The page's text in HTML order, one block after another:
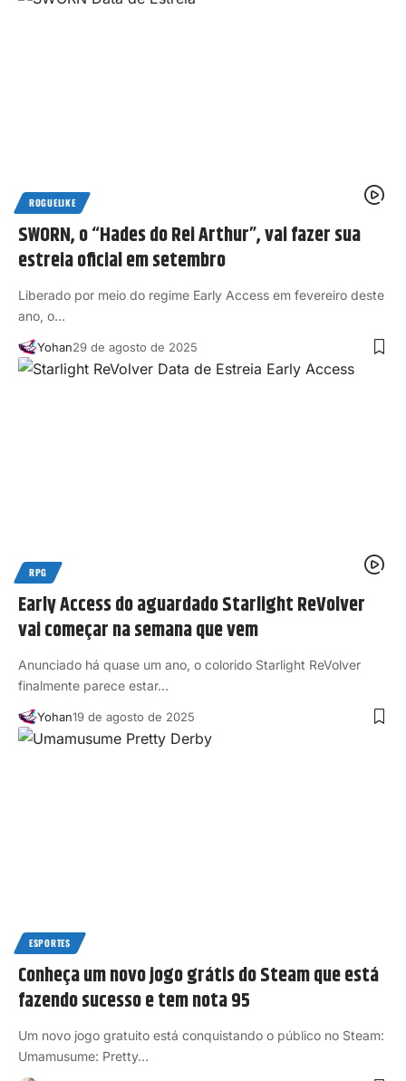
ROGUELIKE
SWORN, o “Hades do Rei Arthur”, vai fazer sua
estreia oficial em setembro
Liberado por meio do regime Early Access em fevereiro deste
ano, o…
Yohan29 de agosto de 2025
RPG
Early Access do aguardado Starlight ReVolver
vai começar na semana que vem
Anunciado há quase um ano, o colorido Starlight ReVolver
finalmente parece estar…
Yohan19 de agosto de 2025
ESPORTES
Conheça um novo jogo grátis do Steam que está
fazendo sucesso e tem nota 95
Um novo jogo gratuito está conquistando o público no Steam:
Umamusume: Pretty…